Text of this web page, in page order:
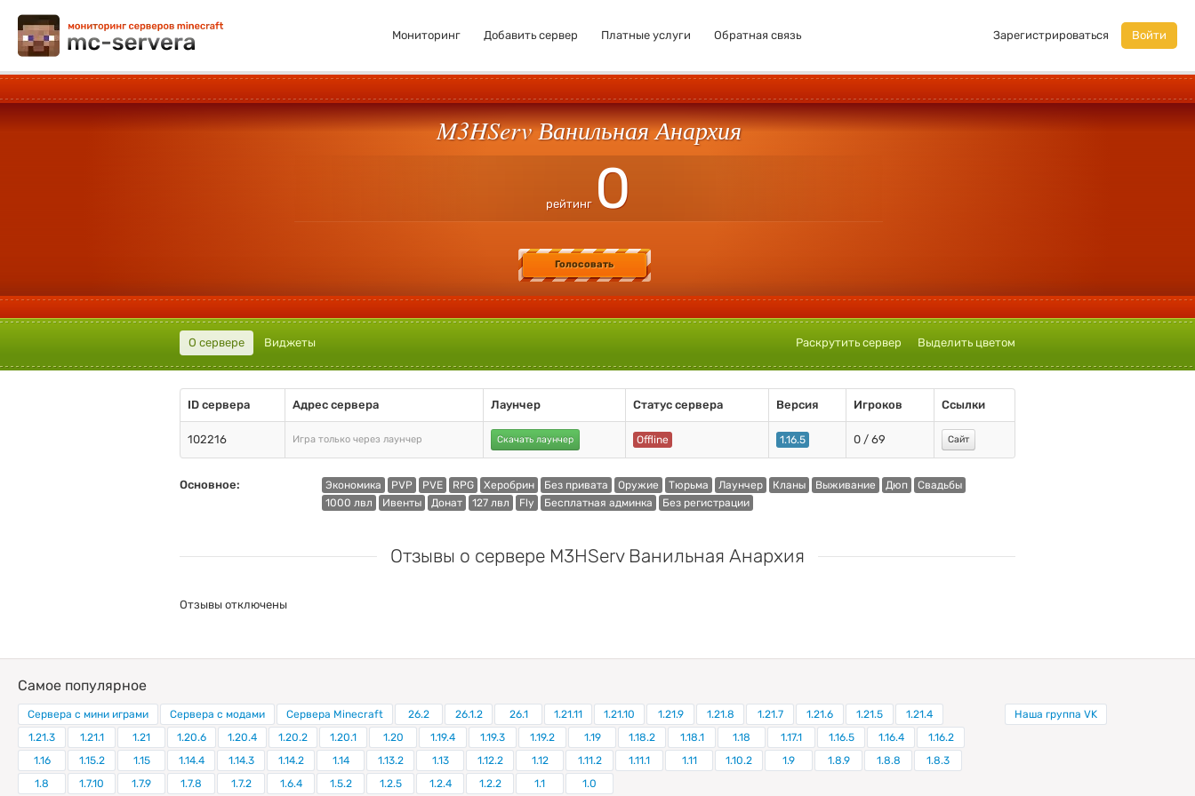
Мониторинг Добавить сервер Платные услуги Обратная связь Зарегистрироваться Войти
M3HServ Ванильная Анархия
рейтинг 0
Голосовать
О сервере Виджеты Раскрутить сервер Выделить цветом
ID сервера Адрес сервера Лаунчер Статус сервера Версия Игроков Ссылки
102216 Игра только через лаунчер Скачать лаунчер Offline 1.16.5 0 / 69 Сайт
Основное: Экономика PVP PVE RPG Херобрин Без привата Оружие Тюрьма Лаунчер Кланы Выживание Дюп
Свадьбы
1000 лвл
Ивенты Донат 127 лвл Fly Бесплатная админка Без регистрации
Отзывы о сервере M3HServ Ванильная Анархия
Отзывы отключены
Самое популярное
Сервера с мини играми Сервера с модами Сервера Minecraft 26.2 26.1.2 26.1 1.21.11 1.21.10 1.21.9 1.21.8 1.21.7 1.21.6 1.21.5
1.21.4
1.21.3
1.21.1 1.21 1.20.6 1.20.4 1.20.2 1.20.1 1.20 1.19.4 1.19.3 1.19.2 1.19 1.18.2 1.18.1 1.18 1.17.1 1.16.5 1.16.4
1.16.2
1.16
1.15.2 1.15 1.14.4 1.14.3 1.14.2 1.14 1.13.2 1.13 1.12.2 1.12 1.11.2 1.11.1 1.11 1.10.2 1.9 1.8.9 1.8.8
1.8.3
1.8
1.7.10 1.7.9 1.7.8 1.7.2 1.6.4 1.5.2 1.2.5 1.2.4 1.2.2 1.1 1.0
Наша группа VK